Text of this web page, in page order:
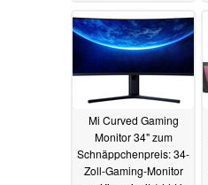
Mi Curved Gaming
Monitor 34" zum
Schnäppchenpreis: 34-
Zoll-Gaming-Monitor